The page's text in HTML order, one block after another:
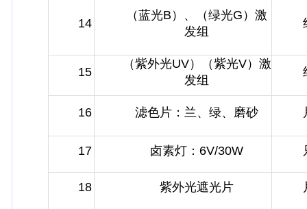
14
（蓝光B）、（绿光G）激
发组
15
（紫外光UV）（紫光V）激
发组
16 滤色片：兰、绿、磨砂
17 卤素灯：6V/30W
18 紫外光遮光片